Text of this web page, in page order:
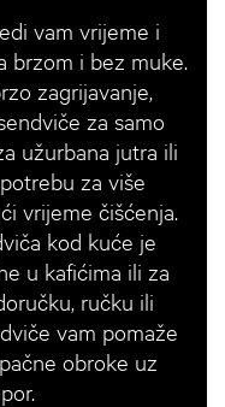
vam vrijeme i
brzom i bez muke.
zagrijavanje,
za samo
užurbana jutra ili
za više
vrijeme čišćenja.
kod kuće je
u kafićima ili za
ručku ili
vam pomaže
obroke uz